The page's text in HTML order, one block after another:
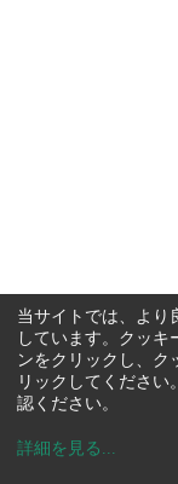
当サイトでは、より
しています。クッキ
ンをクリックし、ク
リックしてください
認ください。
詳細を見る ...